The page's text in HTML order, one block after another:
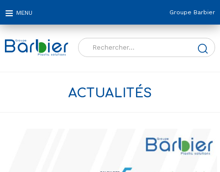
Groupe Barbier
Rechercher :
ACTUALITÉS